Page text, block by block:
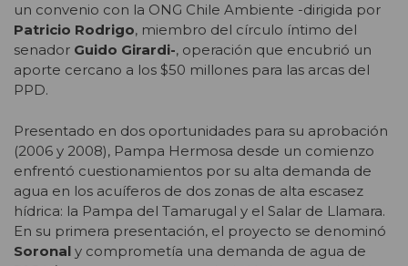
un convenio con la ONG Chile Ambiente -dirigida por
Patricio Rodrigo, miembro del círculo íntimo del
senador Guido Girardi-, operación que encubrió un
aporte cercano a los $50 millones para las arcas del
PPD.
Presentado en dos oportunidades para su aprobación
(2006 y 2008), Pampa Hermosa desde un comienzo
enfrentó cuestionamientos por su alta demanda de
agua en los acuíferos de dos zonas de alta escasez
hídrica: la Pampa del Tamarugal y el Salar de Llamara.
En su primera presentación, el proyecto se denominó
Soronal y comprometía una demanda de agua de